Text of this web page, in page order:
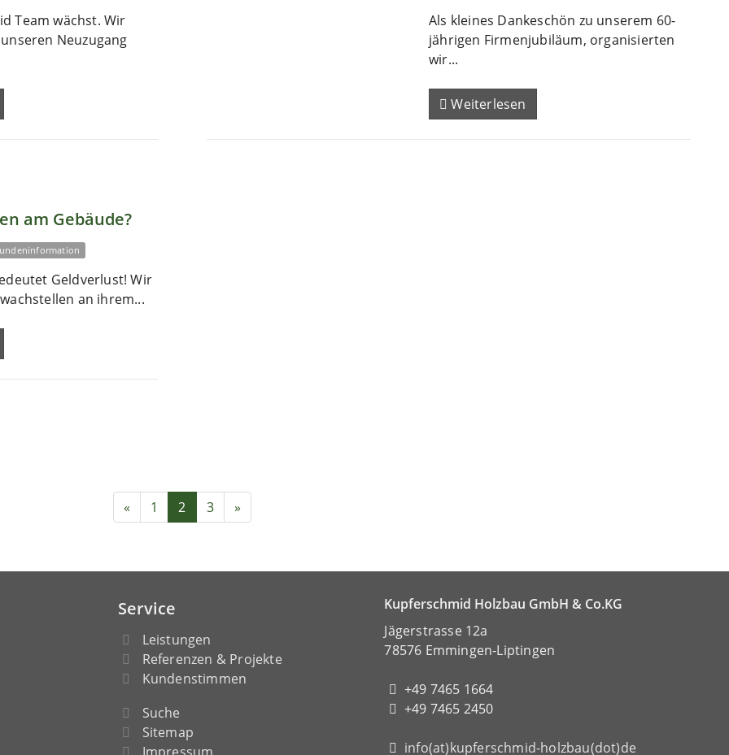
Team wächst. Wir
Neuzugang
Als kleines Dankeschön zu unserem 60-
jährigen Firmenjubiläum, organisierten
wir...
Weiterlesen
am Gebäude?
Geldverlust! Wir
an ihrem...
« 1 2 3 »
Service
Leistungen
Referenzen & Projekte
Kundenstimmen
Suche
Sitemap
Kupferschmid Holzbau GmbH & Co.KG
Jägerstrasse 12a
78576 Emmingen-Liptingen
+49 7465 1664
+49 7465 2450
info(at)kupferschmid-holzbau(dot)de